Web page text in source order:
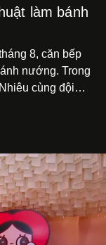
làm bánh
8, căn bếp
nướng. Trong
cùng đội